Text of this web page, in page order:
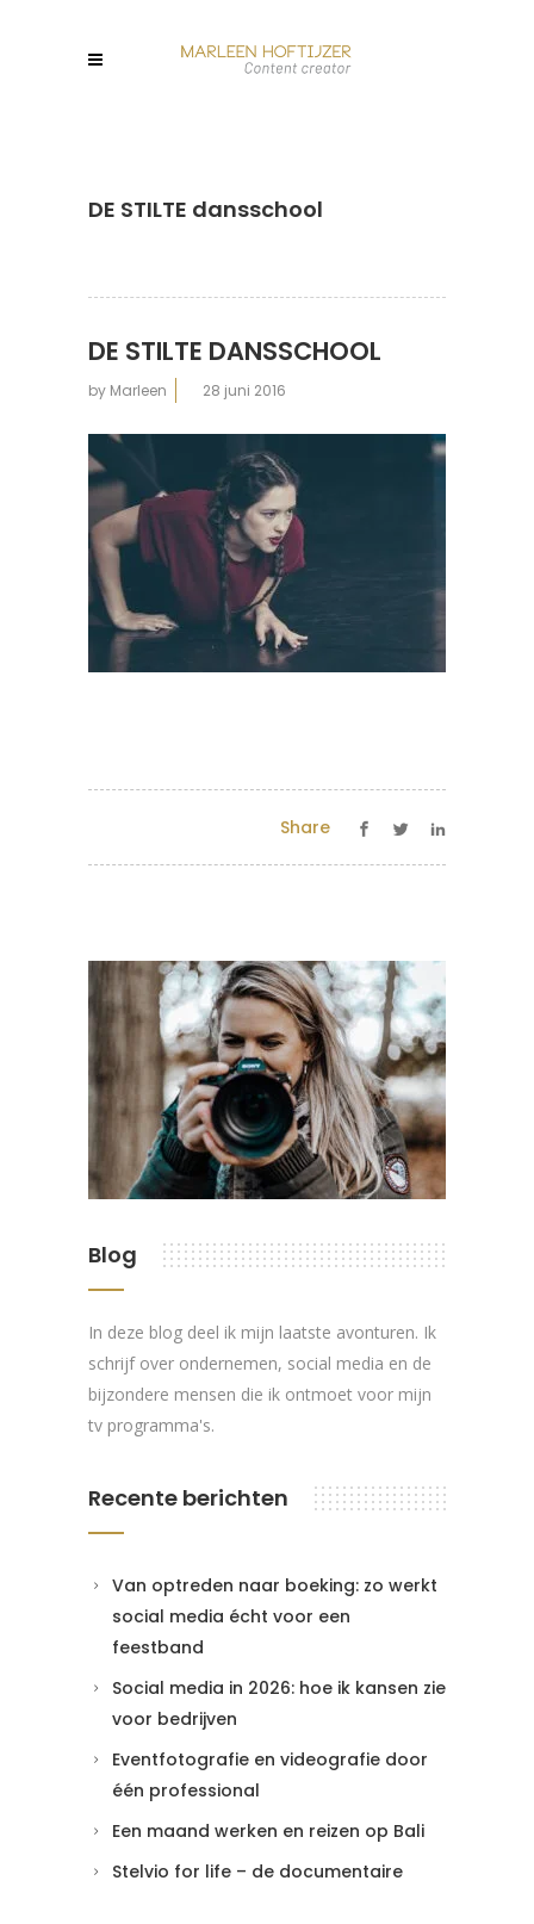
DE STILTE dansschool
DE STILTE DANSSCHOOL
by Marleen 28 juni 2016
Share
Blog
In deze blog deel ik mijn laatste avonturen. Ik
schrijf over ondernemen, social media en de
bijzondere mensen die ik ontmoet voor mijn
tv programma's.
Recente berichten
Van optreden naar boeking: zo werkt
social media écht voor een
feestband
Social media in 2026: hoe ik kansen zie
voor bedrijven
Eventfotografie en videografie door
één professional
Een maand werken en reizen op Bali
Stelvio for life – de documentaire